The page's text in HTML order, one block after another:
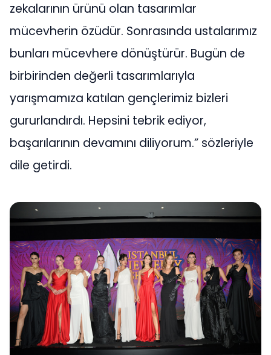
zekalarının ürünü olan tasarımlar
mücevherin özüdür. Sonrasında ustalarımız
bunları mücevhere dönüştürür. Bugün de
birbirinden değerli tasarımlarıyla
yarışmamıza katılan gençlerimiz bizleri
gururlandırdı. Hepsini tebrik ediyor,
başarılarının devamını diliyorum.” sözleriyle
dile getirdi.